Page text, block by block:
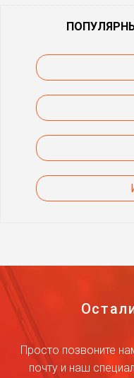
Просто позвоните
почту и наш